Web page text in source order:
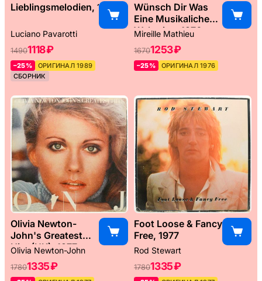
Lieblingsmelodien, 1989
Luciano Pavarotti
14901118 ₽
–25%
ОРИГИНАЛ 1989
СБОРНИК
Wünsch Dir Was
Eine Musikaliche
Weltreise, 1976
Mireille Mathieu
16701253 ₽
–25% ОРИГИНАЛ 1976
Olivia Newton-
John's Greatest
Hits (UK), 1977
Olivia Newton-John
17801335 ₽
Foot Loose & Fancy
Free, 1977
Rod Stewart
17801335 ₽